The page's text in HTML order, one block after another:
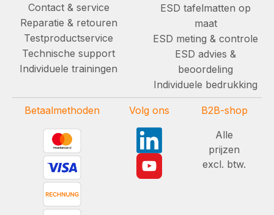
Contact & service
Reparatie & retouren
Testproductservice
Technische support
Individuele trainingen
ESD tafelmatten op
maat
ESD meting & controle
ESD advies &
beoordeling
Individuele bedrukking
Betaalmethoden Volg ons
B2B-shop
Alle
prijzen
excl. btw.